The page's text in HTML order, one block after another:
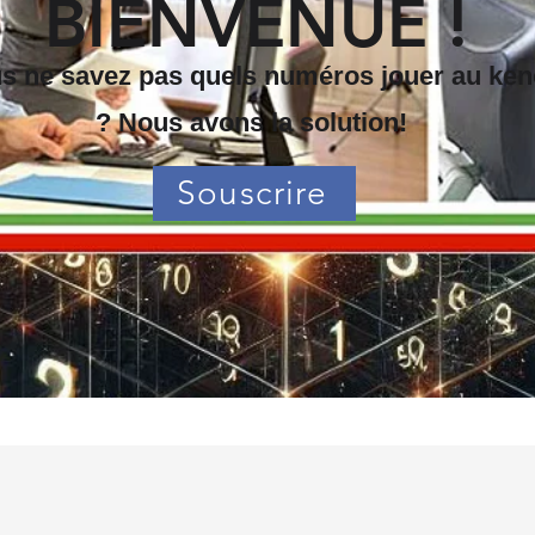
BIENVENUE !
ne savez pas quels numéros jouer au
? Nous avons la solution!
Souscrire